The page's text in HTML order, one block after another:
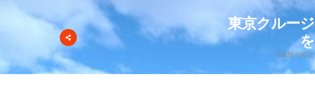
東京クルー
未体験の船